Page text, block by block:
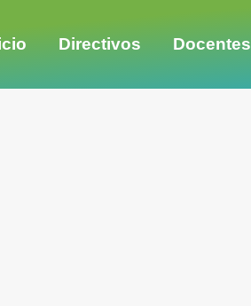
Directivos Docentes